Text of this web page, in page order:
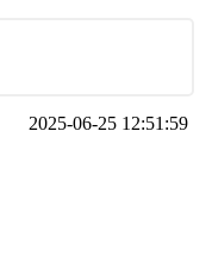
2025-06-25 12:51:59